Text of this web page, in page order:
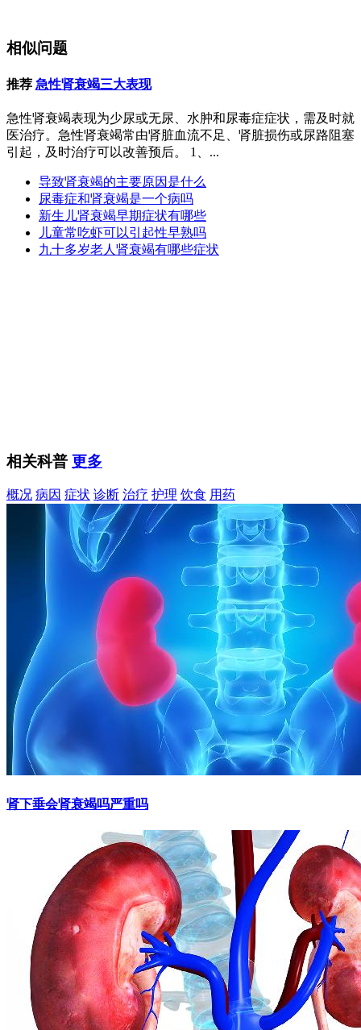
相似问题
推荐 急性肾衰竭三大表现
急性肾衰竭表现为少尿或无尿、水肿和尿毒症症状，需及时就
医治疗。急性肾衰竭常由肾脏血流不足、肾脏损伤或尿路阻塞
引起，及时治疗可以改善预后。 1、...
导致肾衰竭的主要原因是什么
尿毒症和肾衰竭是一个病吗
新生儿肾衰竭早期症状有哪些
儿童常吃虾可以引起性早熟吗
九十多岁老人肾衰竭有哪些症状
相关科普 更多
概况 病因 症状 诊断 治疗 护理 饮食 用药
肾下垂会肾衰竭吗严重吗